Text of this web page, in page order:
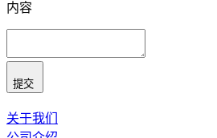
内容
提交
关于我们